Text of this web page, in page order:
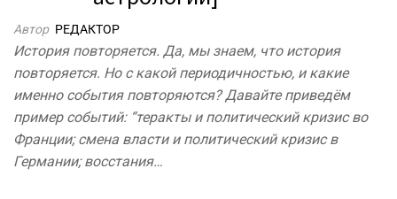
Автор РЕДАКТОР
История повторяется. Да, мы знаем, что история
повторяется. Но с какой периодичностью, и какие
именно события повторяются? Давайте приведём
пример событий: “теракты и политический кризис во
Франции; смена власти и политический кризис в
Германии; восстания…